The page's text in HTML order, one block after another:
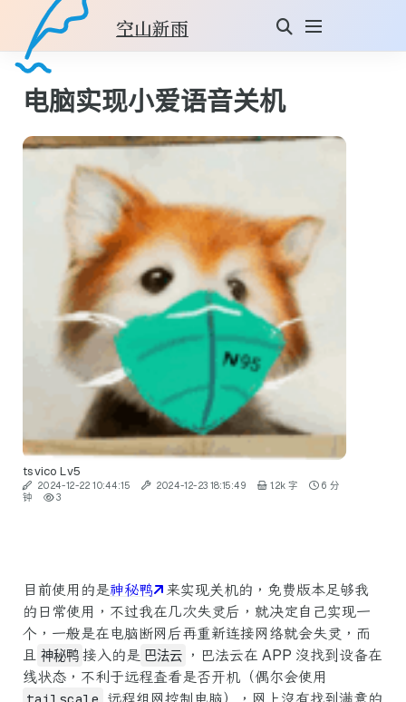
空山新雨
电脑实现小爱语音关机
tsvico Lv5
2024-12-22 10:44:15 2024-12-23 18:15:49 1.2k 字
6 分
钟
3
目前使用的是神秘鸭
来实现关机的，免费版本足够我
的日常使用，不过我在几次失灵后，就决定自己实现一
个，一般是在电脑断网后再重新连接网络就会失灵，而
且 神秘鸭 接入的是 巴法云 ，巴法云在 APP 没找到设备在
线状态，不利于远程查看是否开机（偶尔会使用